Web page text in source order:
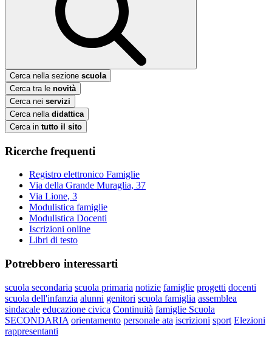
Cerca nella sezione scuola
Cerca tra le novità
Cerca nei servizi
Cerca nella didattica
Cerca in tutto il sito
Ricerche frequenti
Registro elettronico Famiglie
Via della Grande Muraglia, 37
Via Lione, 3
Modulistica famiglie
Modulistica Docenti
Iscrizioni online
Libri di testo
Potrebbero interessarti
scuola secondaria scuola primaria notizie famiglie progetti docenti
scuola dell'infanzia alunni genitori scuola famiglia assemblea
sindacale educazione civica Continuità famiglie Scuola
SECONDARIA orientamento personale ata iscrizioni sport Elezioni
rappresentanti